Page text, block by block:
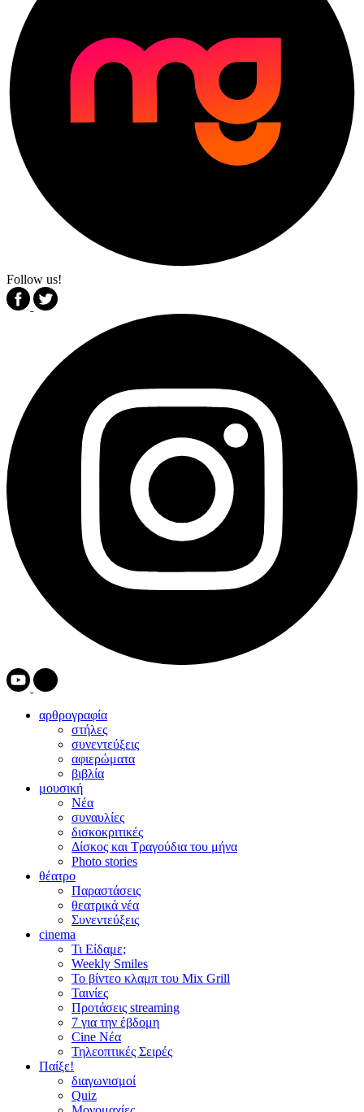
Follow us!
αρθρογραφία
στήλες
συνεντεύξεις
αφιερώματα
βιβλία
μουσική
Νέα
συναυλίες
δισκοκριτικές
Δίσκος και Τραγούδια του μήνα
Photo stories
θέατρο
Παραστάσεις
θεατρικά νέα
Συνεντεύξεις
cinema
Τι Είδαμε;
Weekly Smiles
Το βίντεο κλαμπ του Mix Grill
Ταινίες
Προτάσεις streaming
7 για την έβδομη
Cine Νέα
Τηλεοπτικές Σειρές
Παίξε!
διαγωνισμοί
Quiz